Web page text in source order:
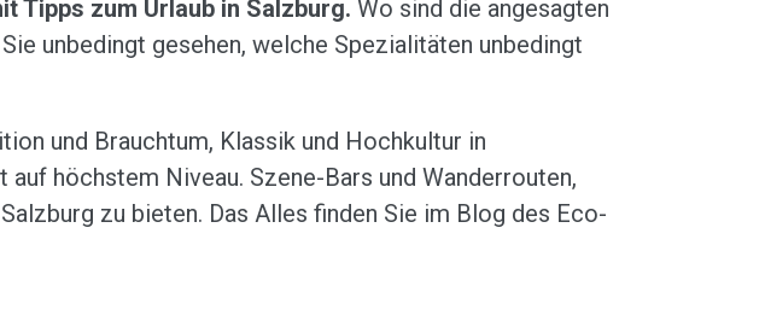
Tipps zum Urlaub in Salzburg. Wo sind die angesagten
unbedingt gesehen, welche Spezialitäten unbedingt
und Brauchtum, Klassik und Hochkultur in
höchstem Niveau. Szene-Bars und Wanderrouten,
zu bieten. Das Alles finden Sie im Blog des Eco-